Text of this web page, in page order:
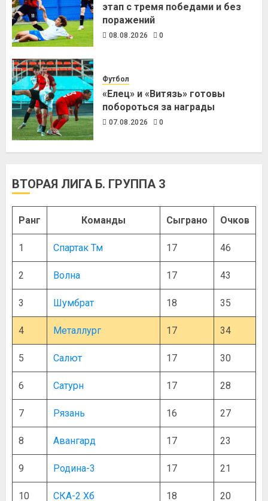
этап с тремя победами и без
поражений
08.08.2026 0
Футбол
«Елец» и «Витязь» готовы
побороться за награды
07.08.2026 0
ВТОРАЯ ЛИГА Б. ГРУППА 3
Ранг Команды Сыграно Очков
1 Спартак Тм 17 46
2 Волна 17 43
3 Шумбрат 18 35
4 Металлург 17 34
5 Салют 17 30
6 Сатурн 17 28
7 Рязань 16 27
8 Авангард 17 23
9 Родина-3 17 21
10 СКА-2 Хб 18 20